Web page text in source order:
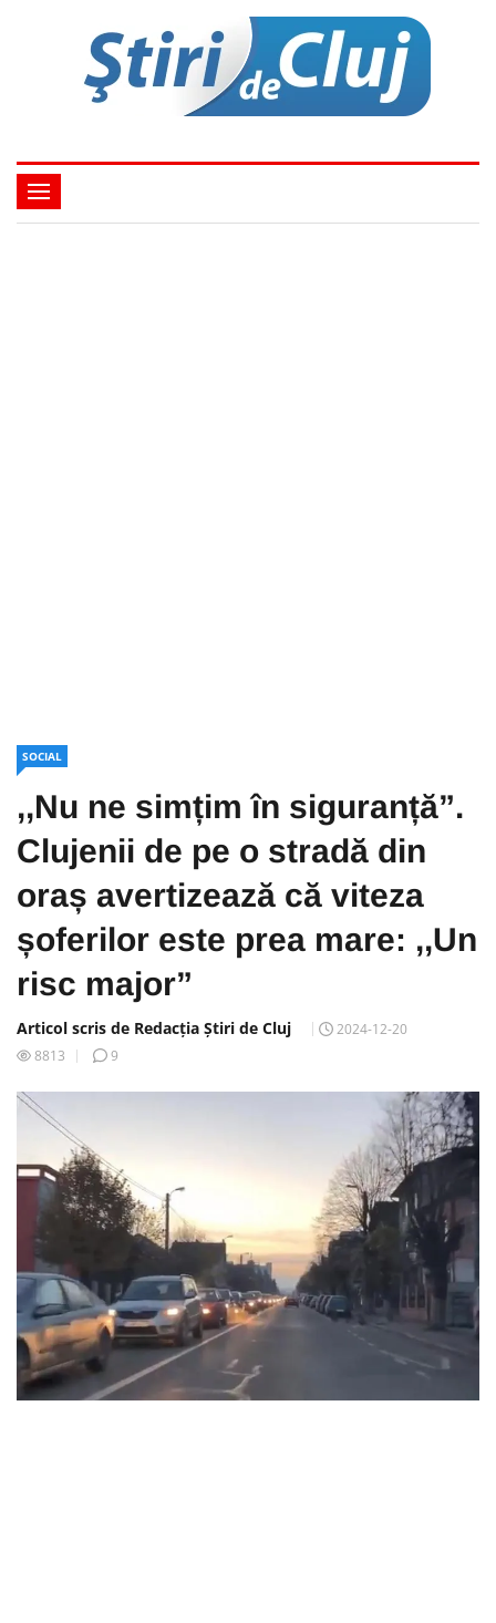
SOCIAL
,,Nu ne simțim în siguranță”.
Clujenii de pe o stradă din
oraș avertizează că viteza
șoferilor este prea mare: ,,Un
risc major”
Articol scris de Redacția Știri de Cluj
2024-12-20
8813
9